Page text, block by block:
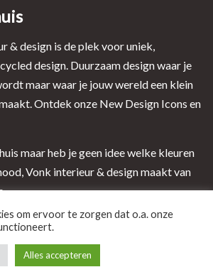
& design is de plek voor uniek,
design. Duurzaam design waar je
maar waar je jouw wereld een klein
Ontdek onze New Design Icons en
maar heb je geen idee welke kleuren
Vonk interieur & design maakt van
door i-match webconcepts
om ervoor te zorgen dat o.a. onze
Alles accepteren